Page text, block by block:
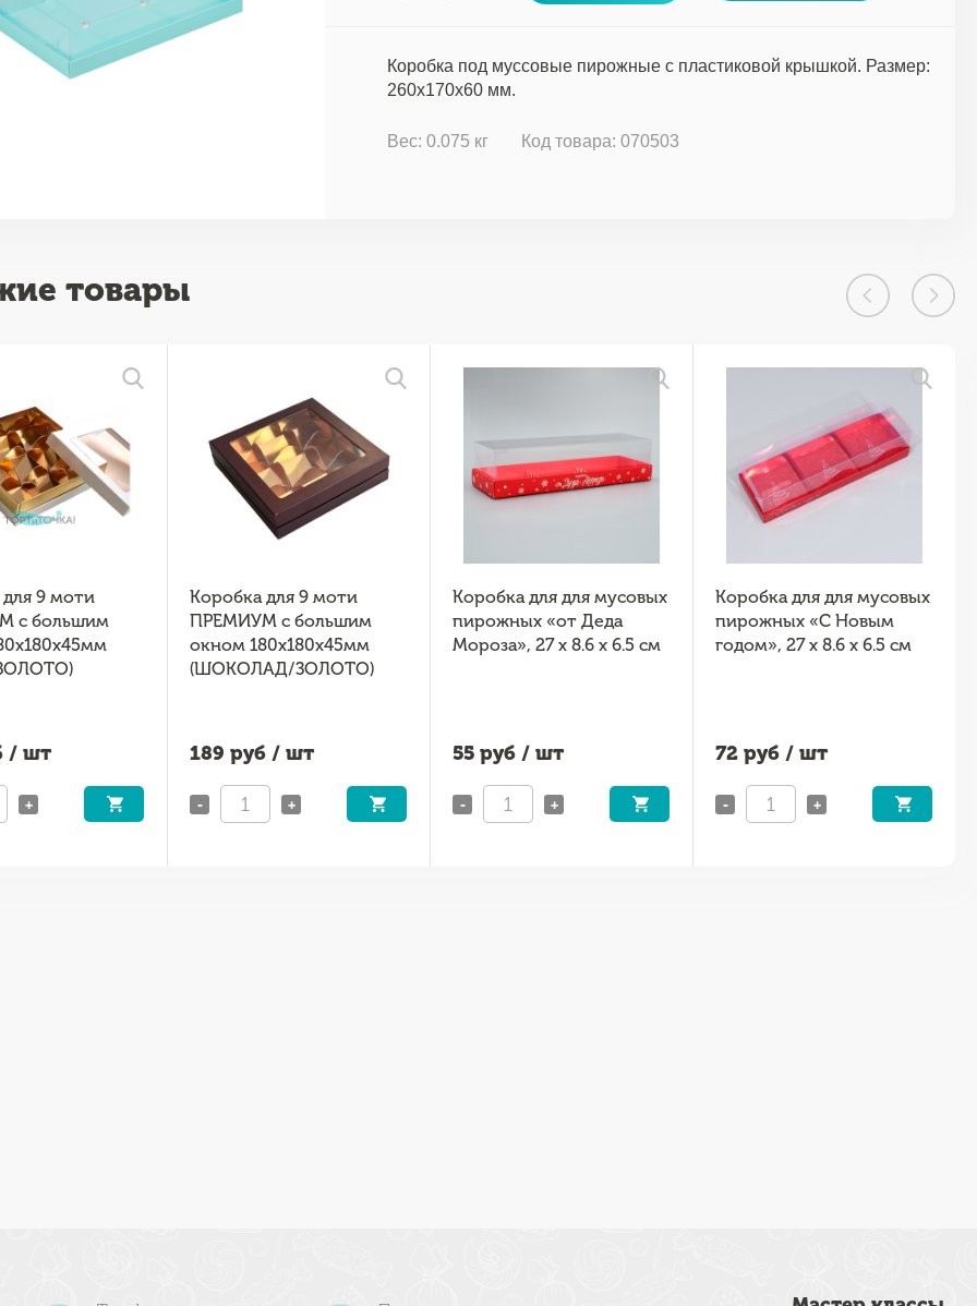
Коробка под муссовые пирожные с пластиковой крышкой. Размер:
260x170x60 мм.
Вес: 0.075 кг Код товара: 070503
товары
9 моти
с большим
/ шт
+
Коробка для 9 моти
ПРЕМИУМ с большим
окном 180х180х45мм
(ШОКОЛАД/ЗОЛОТО)
189 руб / шт
- +
Коробка для для мусовых
пирожных «от Деда
Мороза», 27 х 8.6 х 6.5 см
55 руб / шт
- +
Коробка для для мусовых
пирожных «С Новым
годом», 27 х 8.6 х 6.5 см
72 руб / шт
- +